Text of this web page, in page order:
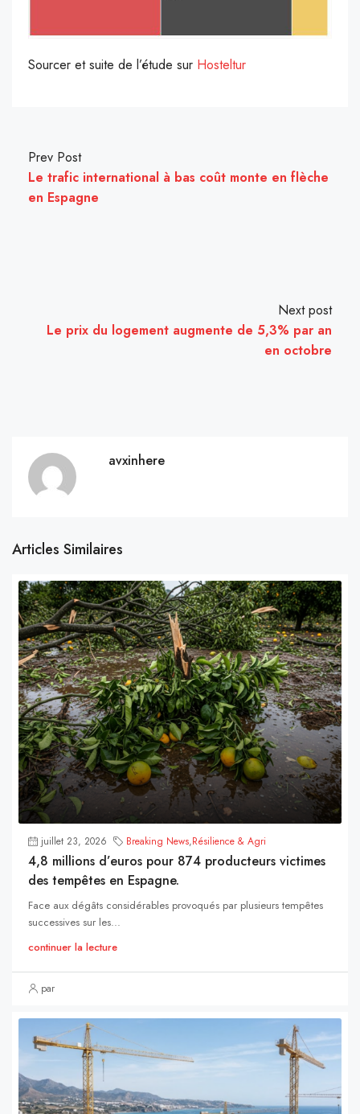
Sourcer et suite de l’étude sur Hosteltur
Prev Post
Le trafic international à bas coût monte en flèche
en Espagne
Next post
Le prix du logement augmente de 5,3% par an
en octobre
avxinhere
Articles Similaires
juillet 23, 2026 Breaking News,Résilience & Agri
4,8 millions d’euros pour 874 producteurs victimes
des tempêtes en Espagne.
Face aux dégâts considérables provoqués par plusieurs tempêtes
successives sur les...
continuer la lecture
par